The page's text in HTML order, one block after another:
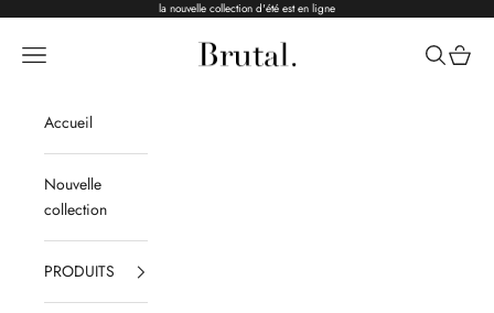
la nouvelle collection d'été est en ligne
Brutal Ceramics
Menu Recherche
Panier
Accueil
Nouvelle
collection
PRODUITS